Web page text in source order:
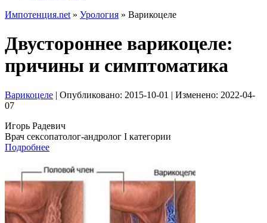
Импотенция.net » Урология » Варикоцеле
Двустороннее варикоцеле:
причины и симптоматика
Варикоцеле | Опубликовано: 2015-10-01 | Изменено: 2022-04-
07
Игорь Радевич
Врач сексопатолог-андролог I категории
Подробнее